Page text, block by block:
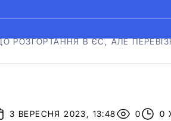
РОЗГОРТАННЯ В ЄС, АЛЕ
3 ВЕРЕСНЯ 2023, 13:48 0 0